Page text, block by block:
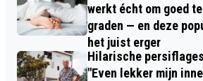
werkt écht om goed
graden — en deze
het juist erger
Hilarische
"Even lekker mijn